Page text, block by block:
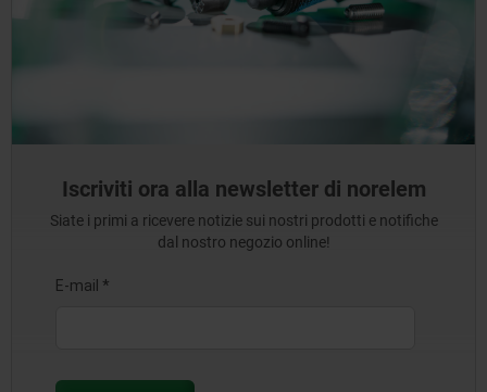
Iscriviti ora alla newsletter di norelem
Siate i primi a ricevere notizie sui nostri prodotti e notifiche
dal nostro negozio online!